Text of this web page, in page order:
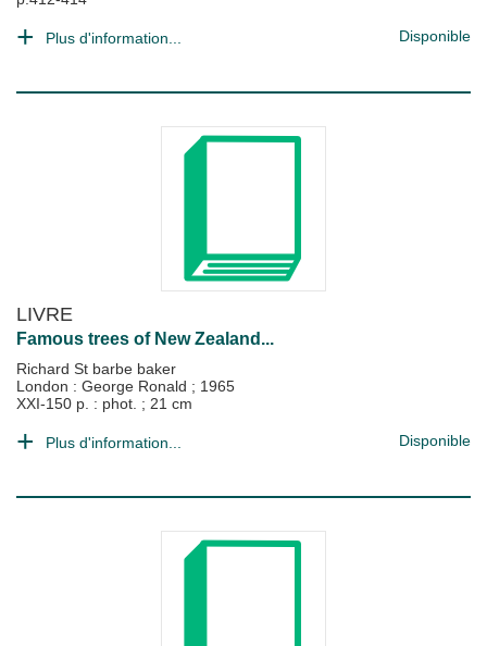
Plus d'information... Disponible
LIVRE
Famous trees of New Zealand...
Richard St barbe baker
London : George Ronald ; 1965
XXI-150 p. : phot. ; 21 cm
Plus d'information... Disponible